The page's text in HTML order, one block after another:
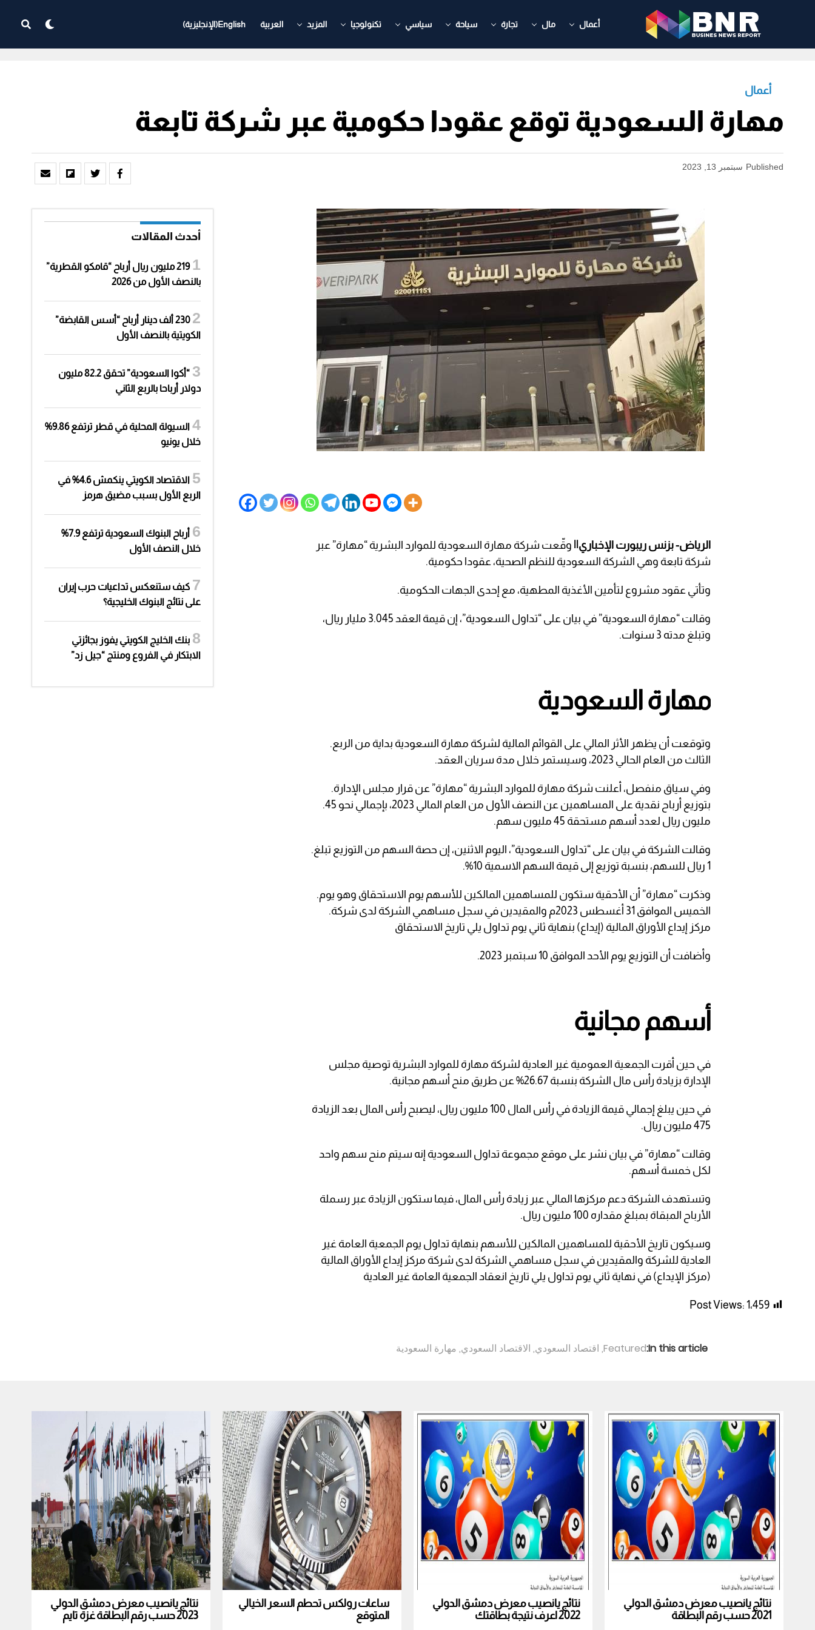
أعمال مال تجارة سياحة سياسي تكنولوجيا المزيد العربية English
(الإنجليزية)
أعمال
مهارة السعودية توقع عقودا حكومية عبر شركة تابعة
Published سبتمبر 13, 2023
الرياض- بزنس ريبورت الإخباري|| وقّعت شركة مهارة السعودية للموارد البشرية “مهارة” عبر
شركة تابعة وهي الشركة السعودية للنظم الصحية، عقودا حكومية.
وتأتي عقود مشروع لتأمين الأغذية المطهية، مع إحدى الجهات الحكومية.
وقالت “مهارة السعودية” في بيان على “تداول السعودية”، إن قيمة العقد 3.045 مليار ريال،
وتبلغ مدته 3 سنوات.
مهارة السعودية
وتوقعت أن يظهر الأثر المالي على القوائم المالية لشركة مهارة السعودية بداية من الربع.
الثالث من العام الحالي 2023، وسيستمر خلال مدة سريان العقد.
وفي سياق منفصل، أعلنت شركة مهارة للموارد البشرية “مهارة” عن قرار مجلس الإدارة.
بتوزيع أرباح نقدية على المساهمين عن النصف الأول من العام المالي 2023، بإجمالي نحو 45.
مليون ريال لعدد أسهم مستحقة 45 مليون سهم.
وقالت الشركة في بيان على “تداول السعودية”، اليوم الاثنين، إن حصة السهم من التوزيع تبلغ.
1 ريال للسهم، بنسبة توزيع إلى قيمة السهم الاسمية 10%.
وذكرت “مهارة” أن الأحقية ستكون للمساهمين المالكين للأسهم يوم الاستحقاق وهو يوم.
الخميس الموافق 31 أغسطس 2023م والمقيدين في سجل مساهمي الشركة لدى شركة.
مركز إيداع الأوراق المالية (إيداع) بنهاية ثاني يوم تداول يلي تاريخ الاستحقاق
وأضافت أن التوزيع يوم الأحد الموافق 10 سبتمبر 2023.
أسهم مجانية
في حين أقرت الجمعية العمومية غير العادية لشركة مهارة للموارد البشرية توصية مجلس
الإدارة بزيادة رأس مال الشركة بنسبة 26.67% عن طريق منح أسهم مجانية.
في حين يبلغ إجمالي قيمة الزيادة في رأس المال 100 مليون ريال، ليصبح رأس المال بعد الزيادة
475 مليون ريال.
وقالت “مهارة” في بيان نشر على موقع مجموعة تداول السعودية إنه سيتم منح سهم واحد
لكل خمسة أسهم.
وتستهدف الشركة دعم مركزها المالي عبر زيادة رأس المال، فيما ستكون الزيادة عبر رسملة
الأرباح المبقاة بمبلغ مقداره 100 مليون ريال.
وسيكون تاريخ الأحقية للمساهمين المالكين للأسهم بنهاية تداول يوم الجمعية العامة غير
العادية للشركة والمقيدين في سجل مساهمي الشركة لدى شركة مركز إيداع الأوراق المالية
(مركز الإيداع) في نهاية ثاني يوم تداول يلي تاريخ انعقاد الجمعية العامة غير العادية
Post Views: 1٬459
In this article:
Featured
, اقتصاد السعودي, الاقتصاد السعودي, مهارة السعودية
أحدث المقالات
219 مليون ريال أرباح “قامكو القطرية”
بالنصف الأول من 2026
230 ألف دينار أرباح “أسس القابضة”
الكويتية بالنصف الأول
“أكوا السعودية” تحقق 82.2 مليون
دولار أرباحا بالربع الثاني
السيولة المحلية في قطر ترتفع 9.86%
خلال يونيو
الاقتصاد الكويتي ينكمش 4.6% في
الربع الأول بسبب مضيق هرمز
أرباح البنوك السعودية ترتفع 7.9%
خلال النصف الأول
كيف ستنعكس تداعيات حرب إيران
على نتائج البنوك الخليجية؟
بنك الخليج الكويتي يفوز بجائزتي
الابتكار في الفروع ومنتج “جيل زد”
نتائج يانصيب معرض دمشق الدولي
2021 حسب رقم البطاقة
نتائج يانصيب معرض دمشق الدولي
2022 اعرف نتيجة بطاقتك
ساعات رولكس تحطم السعر الخيالي
المتوقع
نتائج يانصيب معرض دمشق الدولي
2023 حسب رقم البطاقة غزة تايم